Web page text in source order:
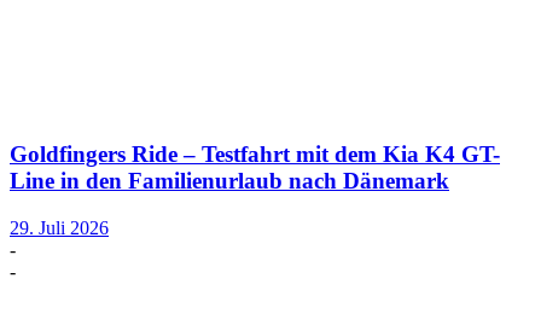
Goldfingers Ride – Testfahrt mit dem Kia K4 GT-
Line in den Familienurlaub nach Dänemark
29. Juli 2026
-
-